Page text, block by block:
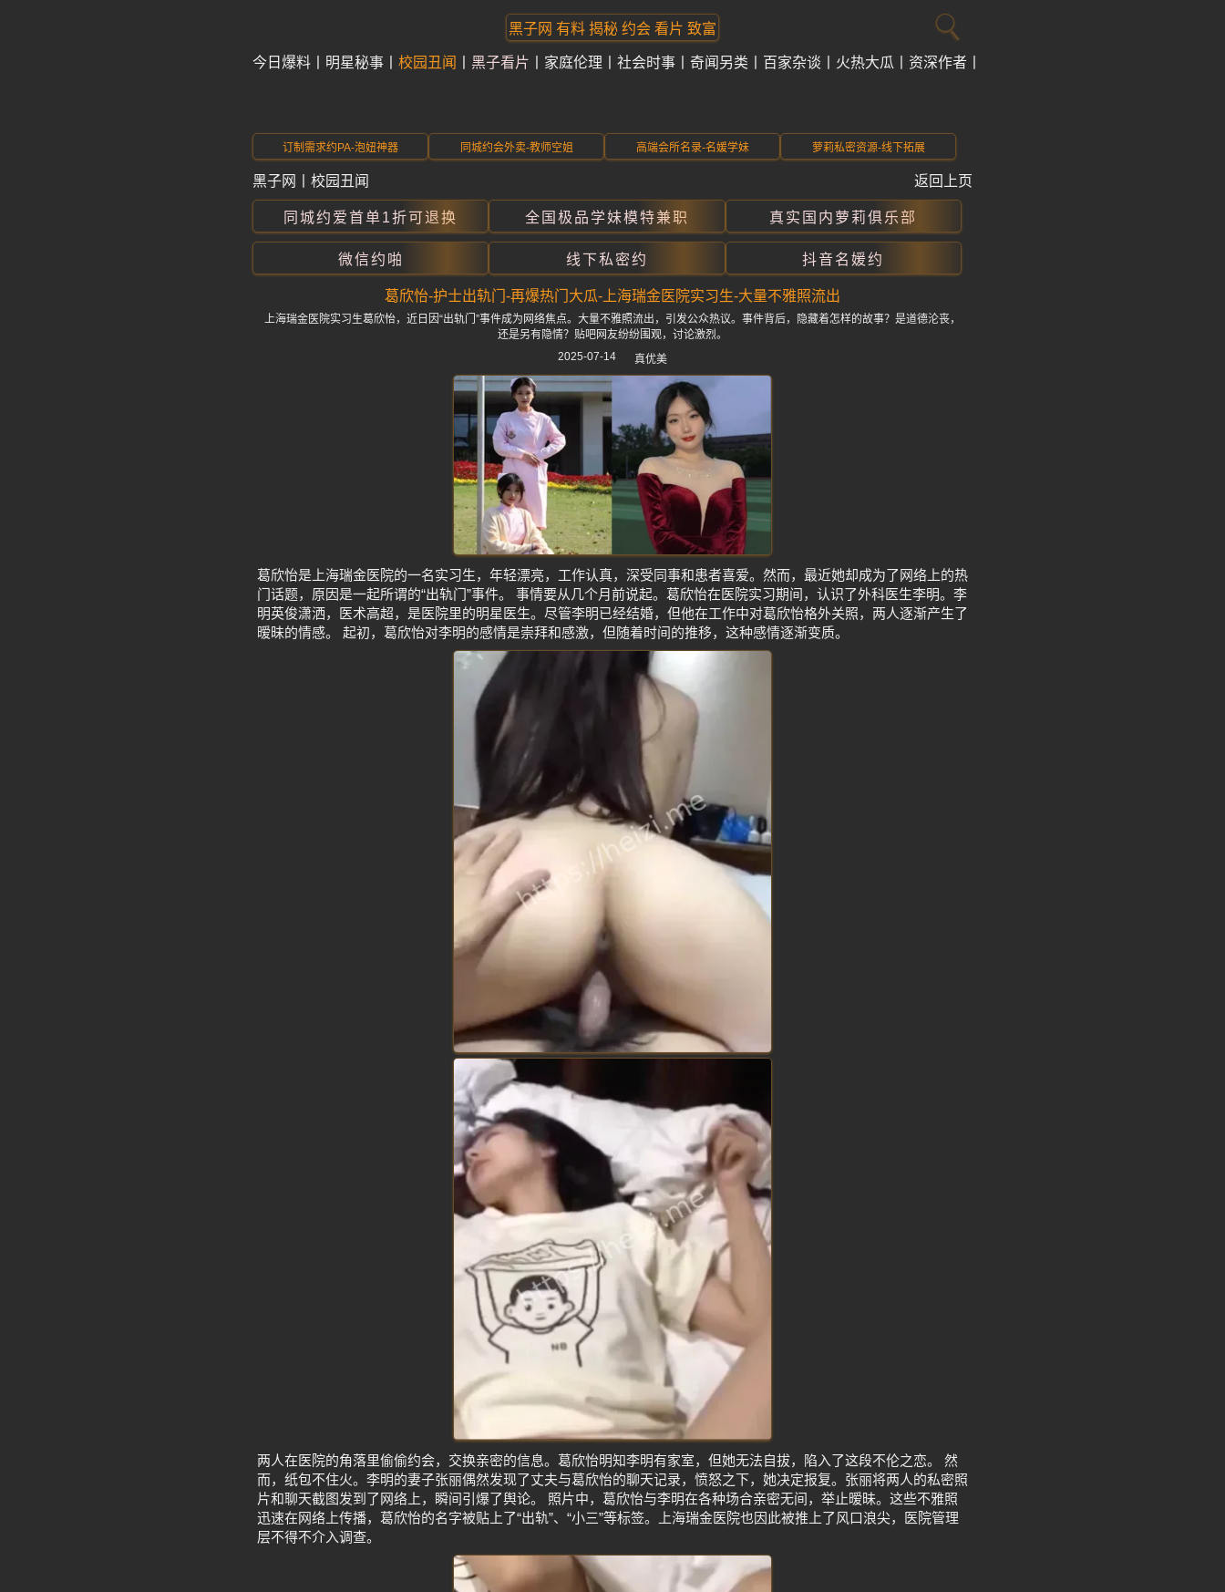
黑子网 有料 揭秘 约会 看片 致富
今日爆料 明星秘事 校园丑闻 黑子看片 家庭伦理 社会时事 奇闻另类 百家杂谈 火热大瓜 资深作者
订制需求约PA-泡妞神器 同城约会外卖-教师空姐 高端会所名录-名媛学妹 萝莉私密资源-线下拓展
黑子网 校园丑闻 返回上页
同城约爱首单1折可退换 全国极品学妹模特兼职 真实国内萝莉俱乐部
微信约啪 线下私密约 抖音名媛约
葛欣怡-护士出轨门-再爆热门大瓜-上海瑞金医院实习生-大量不雅照流出
上海瑞金医院实习生葛欣怡，近日因“出轨门”事件成为网络焦点。大量不雅照流出，引发公众热议。事件背后，隐藏着怎样的故事？是道德沦丧，
还是另有隐情？贴吧网友纷纷围观，讨论激烈。
2025-07-14
真优美
葛欣怡是上海瑞金医院的一名实习生，年轻漂亮，工作认真，深受同事和患者喜爱。然而，最近她却成为了网络上的热
门话题，原因是一起所谓的“出轨门”事件。 事情要从几个月前说起。葛欣怡在医院实习期间，认识了外科医生李明。李
明英俊潇洒，医术高超，是医院里的明星医生。尽管李明已经结婚，但他在工作中对葛欣怡格外关照，两人逐渐产生了
暧昧的情感。 起初，葛欣怡对李明的感情是崇拜和感激，但随着时间的推移，这种感情逐渐变质。
两人在医院的角落里偷偷约会，交换亲密的信息。葛欣怡明知李明有家室，但她无法自拔，陷入了这段不伦之恋。 然
而，纸包不住火。李明的妻子张丽偶然发现了丈夫与葛欣怡的聊天记录，愤怒之下，她决定报复。张丽将两人的私密照
片和聊天截图发到了网络上，瞬间引爆了舆论。 照片中，葛欣怡与李明在各种场合亲密无间，举止暧昧。这些不雅照
迅速在网络上传播，葛欣怡的名字被贴上了“出轨”、“小三”等标签。上海瑞金医院也因此被推上了风口浪尖，医院管理
层不得不介入调查。